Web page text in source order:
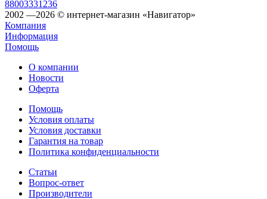
88003331236
2002 —2026 © интернет-магазин «Навигатор»
Компания
Информация
Помощь
О компании
Новости
Оферта
Помощь
Условия оплаты
Условия доставки
Гарантия на товар
Политика конфиденциальности
Статьи
Вопрос-ответ
Производители